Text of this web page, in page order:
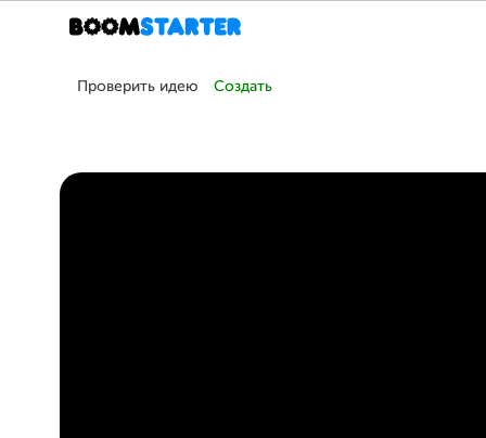
Проверить идею Создать